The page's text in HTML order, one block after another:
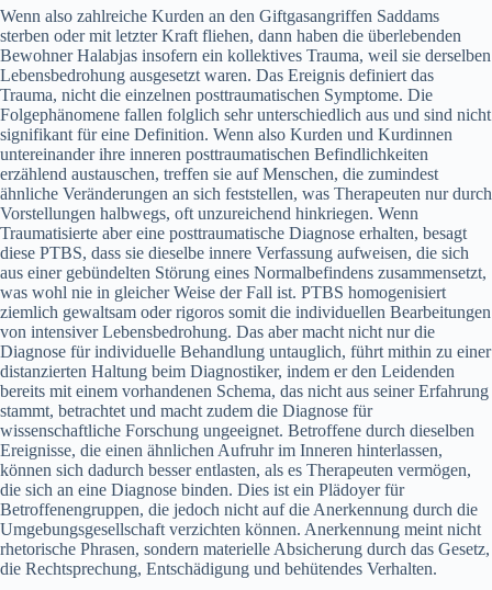
Wenn also zahlreiche Kurden an den Giftgasangriffen Saddams
sterben oder mit letzter Kraft fliehen, dann haben die überlebenden
Bewohner Halabjas insofern ein kollektives Trauma, weil sie derselben
Lebensbedrohung ausgesetzt waren. Das Ereignis definiert das
Trauma, nicht die einzelnen posttraumatischen Symptome. Die
Folgephänomene fallen folglich sehr unterschiedlich aus und sind nicht
signifikant für eine Definition. Wenn also Kurden und Kurdinnen
untereinander ihre inneren posttraumatischen Befindlichkeiten
erzählend austauschen, treffen sie auf Menschen, die zumindest
ähnliche Veränderungen an sich feststellen, was Therapeuten nur durch
Vorstellungen halbwegs, oft unzureichend hinkriegen. Wenn
Traumatisierte aber eine posttraumatische Diagnose erhalten, besagt
diese PTBS, dass sie dieselbe innere Verfassung aufweisen, die sich
aus einer gebündelten Störung eines Normalbefindens zusammensetzt,
was wohl nie in gleicher Weise der Fall ist. PTBS homogenisiert
ziemlich gewaltsam oder rigoros somit die individuellen Bearbeitungen
von intensiver Lebensbedrohung. Das aber macht nicht nur die
Diagnose für individuelle Behandlung untauglich, führt mithin zu einer
distanzierten Haltung beim Diagnostiker, indem er den Leidenden
bereits mit einem vorhandenen Schema, das nicht aus seiner Erfahrung
stammt, betrachtet und macht zudem die Diagnose für
wissenschaftliche Forschung ungeeignet. Betroffene durch dieselben
Ereignisse, die einen ähnlichen Aufruhr im Inneren hinterlassen,
können sich dadurch besser entlasten, als es Therapeuten vermögen,
die sich an eine Diagnose binden. Dies ist ein Plädoyer für
Betroffenengruppen, die jedoch nicht auf die Anerkennung durch die
Umgebungsgesellschaft verzichten können. Anerkennung meint nicht
rhetorische Phrasen, sondern materielle Absicherung durch das Gesetz,
die Rechtsprechung, Entschädigung und behütendes Verhalten.